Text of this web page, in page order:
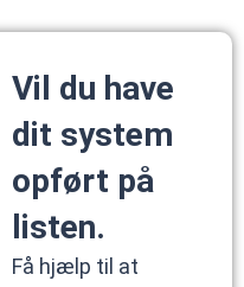
Vil du have
dit system
opført på
listen.
Få hjælp til at